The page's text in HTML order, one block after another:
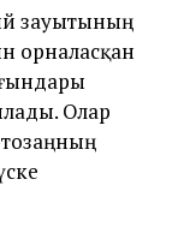
зауытының
орналасқан
Олар